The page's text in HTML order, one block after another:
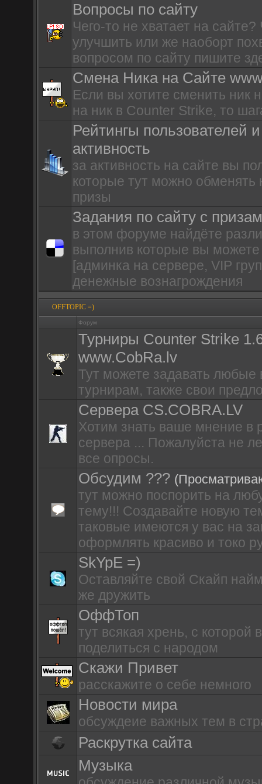
Вопросы по сайту
Чего-то не хватает на
улучшить или же наоборт
вопросом по сайту пишите
Смена Ника на Сайте
Если вы хотите сменить ник
на ник в Counter Strike, то
Рейтингы пользователей
активность
за активность на сайте вы
которые тут можно обменять
призы
Задания по сайту с
в этом форуме найдёте
выполнив которые вы
[админка на сервере, VIP
денежные вознагрождения
OFFTOPIC =)
Форум
Турниры Counter Strike
www.CobRa.lv
Тут можете задавать любые
турнирам, также свои
Сервера CS.COBRA.LV
Хотим знать ваше мнение в
сервера ... Пожалуйста не
все опросы.
Обсудим ???
тут можно поспорить на
тему!!! Создавайте новую
таковые имеются у вас на
оформлять красиво и токо
SkYpE =)
Оставляйте свой Скайп
же дружить
OффТоп
тут всякая хрень, с которой
поделиться с народом
Скажи Привет
расскажите о себе немного
Новости мира
обсуждеие важных тем в
Раскрутка сайта
Музыка